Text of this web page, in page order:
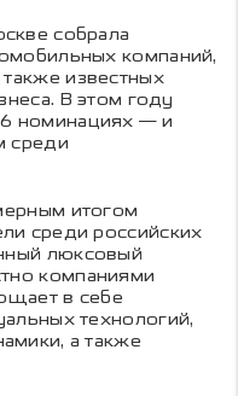
собрала
компаний,
известных
В этом году
номинациях — и
среди
итогом
среди российских
люксовый
компаниями
в себе
технологий,
а также